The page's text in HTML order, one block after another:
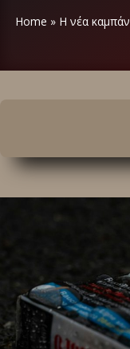
Home » Η νέα